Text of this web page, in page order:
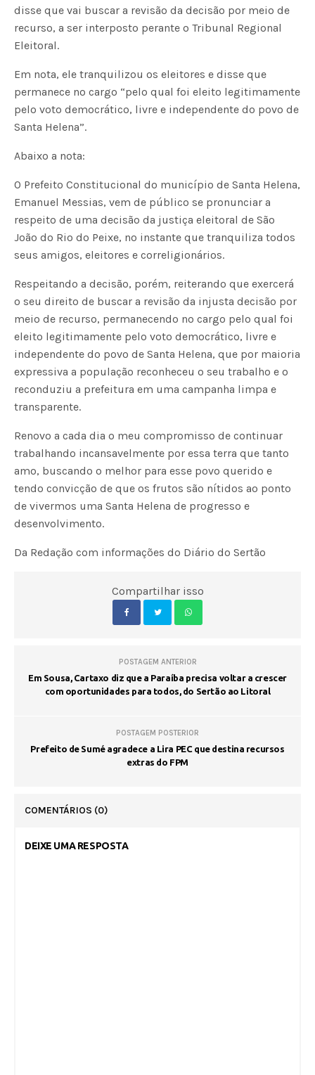
disse que vai buscar a revisão da decisão por meio de
recurso, a ser interposto perante o Tribunal Regional
Eleitoral.
Em nota, ele tranquilizou os eleitores e disse que
permanece no cargo “pelo qual foi eleito legitimamente
pelo voto democrático, livre e independente do povo de
Santa Helena”.
Abaixo a nota:
O Prefeito Constitucional do município de Santa Helena,
Emanuel Messias, vem de público se pronunciar a
respeito de uma decisão da justiça eleitoral de São
João do Rio do Peixe, no instante que tranquiliza todos
seus amigos, eleitores e correligionários.
Respeitando a decisão, porém, reiterando que exercerá
o seu direito de buscar a revisão da injusta decisão por
meio de recurso, permanecendo no cargo pelo qual foi
eleito legitimamente pelo voto democrático, livre e
independente do povo de Santa Helena, que por maioria
expressiva a população reconheceu o seu trabalho e o
reconduziu a prefeitura em uma campanha limpa e
transparente.
Renovo a cada dia o meu compromisso de continuar
trabalhando incansavelmente por essa terra que tanto
amo, buscando o melhor para esse povo querido e
tendo convicção de que os frutos são nítidos ao ponto
de vivermos uma Santa Helena de progresso e
desenvolvimento.
Da Redação com informações do Diário do Sertão
Compartilhar isso
POSTAGEM ANTERIOR
Em Sousa, Cartaxo diz que a Paraíba precisa voltar a crescer
com oportunidades para todos, do Sertão ao Litoral
POSTAGEM POSTERIOR
Prefeito de Sumé agradece a Lira PEC que destina recursos
extras do FPM
COMENTÁRIOS (0)
DEIXE UMA RESPOSTA